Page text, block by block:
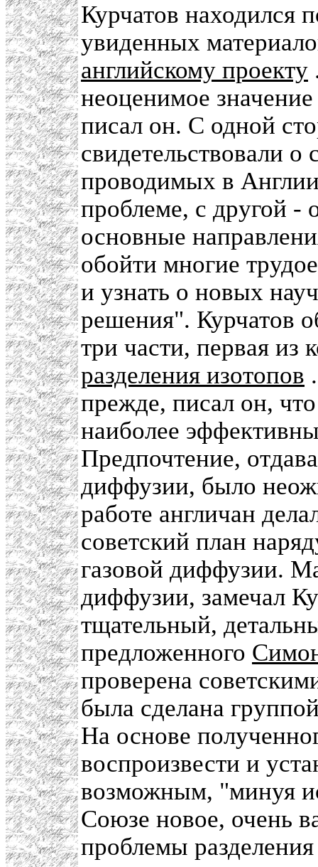
Курчатов находился
увиденных
английскому проекту
неоценимое
писал он. С одной
свидетельствовали о
проводимых в
проблеме, с другой -
основные
обойти многие
и узнать о новых
решения". Курчатов
три части, первая из
разделения изотопов
прежде, писал он,
наиболее
Предпочтение,
диффузии, было
работе англичан
советский план
газовой диффузии.
диффузии, замечал
тщательный,
предложенного
проверена
была сделана
На основе
воспроизвести и
возможным, "минуя
Союзе новое, очень
проблемы